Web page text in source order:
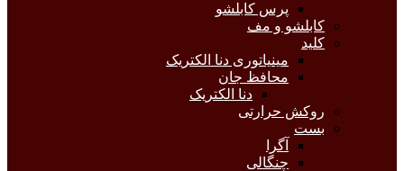
پرس کابلشو
کابلشو و مف
کلید
مینیاتوری دنا الکتریک
محافظ جان
دنا الکتریک
روکش حرارتی
بست
آگرا
چنگالی